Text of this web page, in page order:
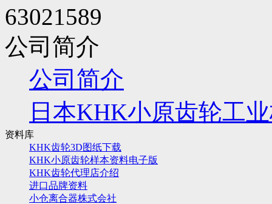
63021589
公司简介
公司简介
日本KHK小原齿轮工
资料库
KHK齿轮3D图纸下载
KHK小原齿轮样本资料电子版
KHK齿轮代理店介绍
进口品牌资料
小仓离合器株式会社